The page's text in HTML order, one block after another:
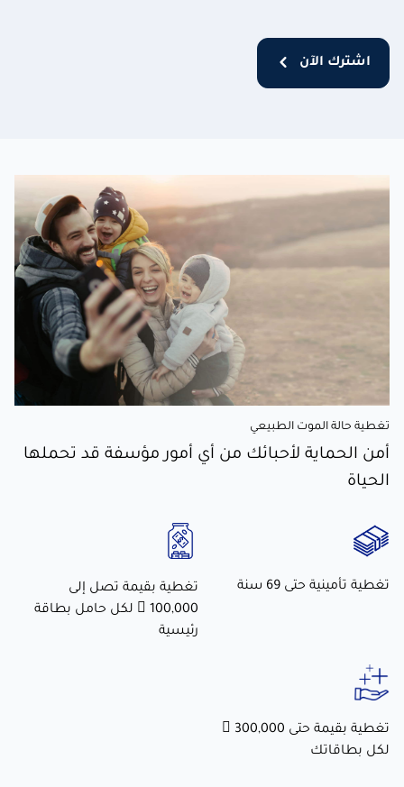
اشترك الآن
تغطية حالة الموت الطبيعي
أمن الحماية لأحبائك من أي أمور مؤسفة قد تحملها
الحياة
تغطية تأمينية حتى 69 سنة
تغطية بقيمة تصل إلى
100,000  لكل حامل بطاقة
رئيسية
تغطية بقيمة حتى 300,000 
لكل بطاقاتك